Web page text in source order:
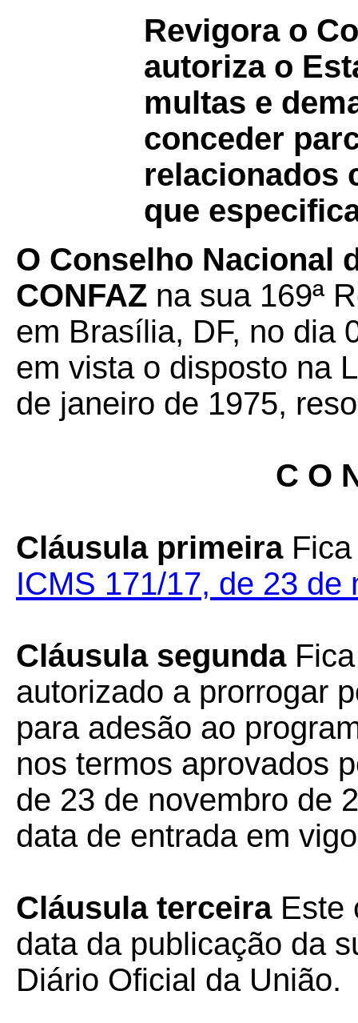
Revigora o
autoriza o
multas e
conceder
relacionados
que
O Conselho Nacional
CONFAZ na sua 169ª
em Brasília, DF, no dia
em vista o disposto na
de janeiro de 1975,
C O
Cláusula primeiraFica
ICMS 171/17, de 23 de
Cláusula segundaFica
autorizado a prorrogar
para adesão ao
nos termos aprovados
de 23 de novembro de
data de entrada em
Cláusula terceiraEste
data da publicação da
Diário Oficial da União.